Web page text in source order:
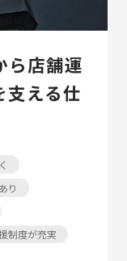
ら店舗運
支える仕
り
制度が充実